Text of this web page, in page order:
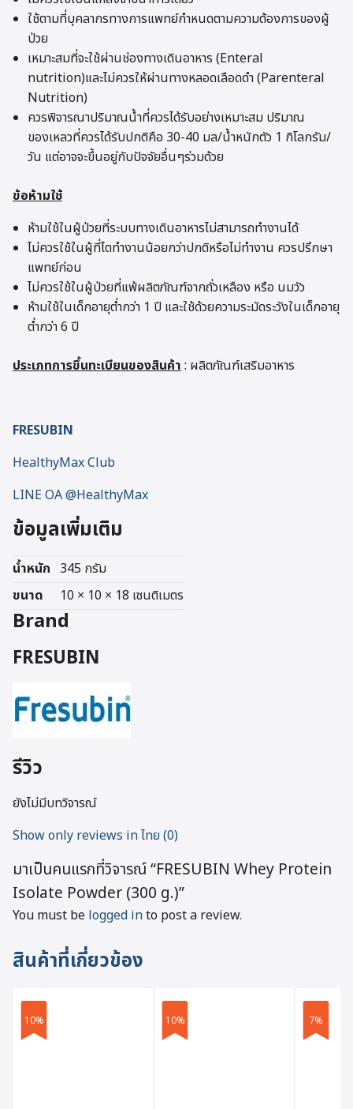
ใช้ตามที่บุคลากรทางการแพทย์กำหนดตามความต้องการของผู้
ป่วย
เหมาะสมที่จะใช้ผ่านช่องทางเดินอาหาร (Enteral
nutrition)และไม่ควรให้ผ่านทางหลอดเลือดดำ (Parenteral
Nutrition)
ควรพิจารณาปริมาณน้ำที่ควรได้รับอย่างเหมาะสม ปริมาณ
ของเหลวที่ควรได้รับปกติคือ 30-40 มล/น้ำหนักตัว 1 กิโลกรัม/
วัน แต่อาจจะขึ้นอยู่กับปัจจัยอื่นๆร่วมด้วย
ข้อห้ามใช้
ห้ามใช้ในผู้ป่วยที่ระบบทางเดินอาหารไม่สามารถทำงานได้
ไม่ควรใช้ในผู้ที่ไตทำงานน้อยกว่าปกติหรือไม่ทำงาน ควรปรึกษา
แพทย์ก่อน
ไม่ควรใช้ในผู้ป่วยที่แพ้ผลิตภัณฑ์จากถั่วเหลือง หรือ นมวัว
ห้ามใช้ในเด็กอายุต่ำกว่า 1 ปี และใช้ด้วยความระมัดระวังในเด็กอายุ
ต่ำกว่า 6 ปี
ประเภทการขึ้นทะเบียนของสินค้า : ผลิตภัณฑ์เสริมอาหาร
FRESUBIN
HealthyMax Club
LINE OA @HealthyMax
ข้อมูลเพิ่มเติม
น้ำหนัก 345 กรัม
ขนาด
10 × 10 × 18 เซนติเมตร
Brand
FRESUBIN
รีวิว
ยังไม่มีบทวิจารณ์
Show only reviews in ไทย (0)
มาเป็นคนแรกที่วิจารณ์ “FRESUBIN Whey Protein
Isolate Powder (300 g.)”
You must be logged into post a review.
สินค้าที่เกี่ยวข้อง
10% 10% 7%